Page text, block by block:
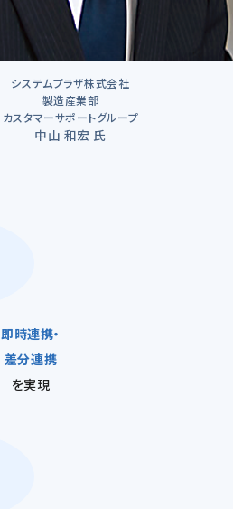
システムプラザ株式会社
製造産業部
カスタマーサポートグループ
中山 和宏 氏
即時連携・
差分連携
を実現